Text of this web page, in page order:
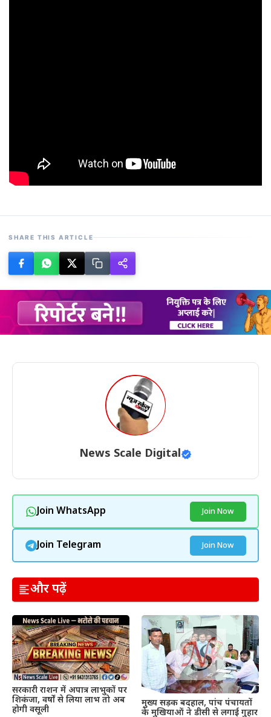
SHARE THIS ARTICLE
News Scale Digital
Join WhatsApp Join Now
Join Telegram Join Now
और पढ़ें
सरकारी राशन में अपात्र लाभुकों पर
शिकंजा, वर्षों से लिया लाभ तो अब
होगी वसूली
मुख्य सड़क बदहाल, पांच पंचायतों
के मुखियाओं ने डीसी से लगाई गुहार